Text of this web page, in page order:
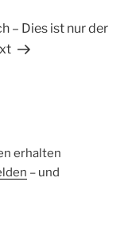
– Dies ist nur der
erhalten
– und